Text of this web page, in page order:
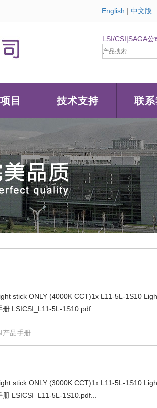
English | 中文版
LSI/CSI|SAGA公
目 技术支持 联系
stick ONLY (4000K CCT)1x L11-5L-1S10
LSICSI_L11-5L-1S10.pdf...
产品手册
stick ONLY (3000K CCT)1x L11-5L-1S10
LSICSI_L11-5L-1S10.pdf...